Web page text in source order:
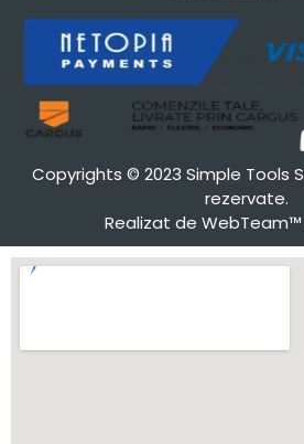
Copyrights © 2023 Simple Tools
rezervate.
Realizat de